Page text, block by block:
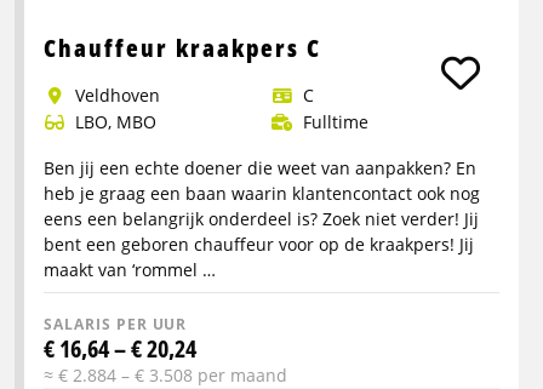
info
Logistiek
Assistent
Teamleider
–
Avondshift
Chauffeur kraakpers C
Veldhoven
C
LBO, MBO
Fulltime
Ben jij een echte doener die weet van aanpakken? En
heb je graag een baan waarin klantencontact ook nog
eens een belangrijk onderdeel is? Zoek niet verder! Jij
bent een geboren chauffeur voor op de kraakpers! Jij
maakt van ‘rommel …
SALARIS PER UUR
€ 16,64 – € 20,24
≈ € 2.884 – € 3.508 per maand